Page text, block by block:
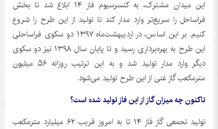
این میدان مشترک، به کنسرسیوم فاز ۱۴ ابلاغ شد تا بخش
فراساحل را سریع‌تر وارد مدار کند تا تولید از این طرح را شروع
کنیم. بر این اساس، در اردیبهشت‌ماه ۱۳۹۷ دو سکوی فراساحلی
این طرح به بهره‌برداری رسید و تا پایان سال ۱۳۹۸ نیز دو سکوی
دیگر وارد مدار تولید شد و به این ترتیب روزانه ۵۶ میلیون
مترمکعب گاز غنی از این طرح تولید می‌شود.
تاکنون چه میزان گاز از این فاز تولید شده است؟
تولید تجمعی گاز فاز ۱۴ تا به امروز قریب ۶۲ میلیارد مترمکعب